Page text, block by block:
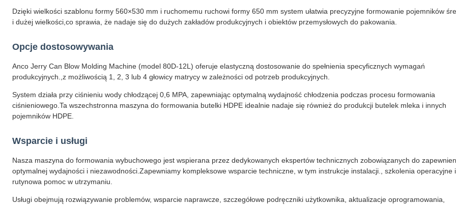
Dzięki wielkości szablonu formy 560×530 mm i ruchomemu ruchowi formy 650 mm system ułatwia precyzyjne formowanie pojemników
i dużej wielkości,co sprawia, że nadaje się do dużych zakładów produkcyjnych i obiektów przemysłowych do pakowania.
Opcje dostosowywania
Anco Jerry Can Blow Molding Machine (model 80D-12L) oferuje elastyczną dostosowanie do spełnienia specyficznych wymagań
produkcyjnych.,z możliwością 1, 2, 3 lub 4 głowicy matrycy w zależności od potrzeb produkcyjnych.
System działa przy ciśnieniu wody chłodzącej 0,6 MPA, zapewniając optymalną wydajność chłodzenia podczas procesu formowania
ciśnieniowego.Ta wszechstronna maszyna do formowania butelki HDPE idealnie nadaje się również do produkcji butelek mleka i innych
pojemników HDPE.
Wsparcie i usługi
Nasza maszyna do formowania wybuchowego jest wspierana przez dedykowanych ekspertów technicznych zobowiązanych do
optymalnej wydajności i niezawodności.Zapewniamy kompleksowe wsparcie techniczne, w tym instrukcje instalacji., szkolenia operacyjne i
rutynowa pomoc w utrzymaniu.
Usługi obejmują rozwiązywanie problemów, wsparcie naprawcze, szczegółowe podręczniki użytkownika, aktualizacje oprogramowania,